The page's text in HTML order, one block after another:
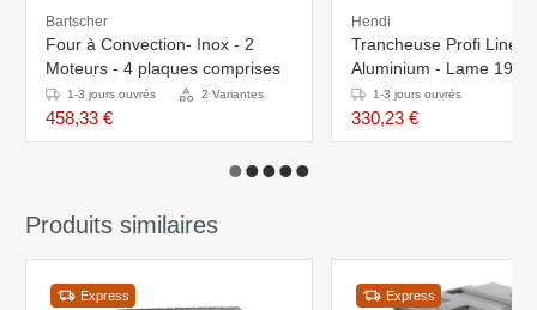
Bartscher
Four à Convection- Inox - 2
Moteurs - 4 plaques comprises
1-3 jours ouvrés 2 Variantes
458,33 €
Hendi
Trancheuse Profi Line
Aluminium - Lame
200W -
1-3 jours ouvrés
330,23 €
Produits similaires
Express Express